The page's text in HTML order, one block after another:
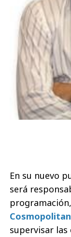
En su nuevo
será
supervisar las